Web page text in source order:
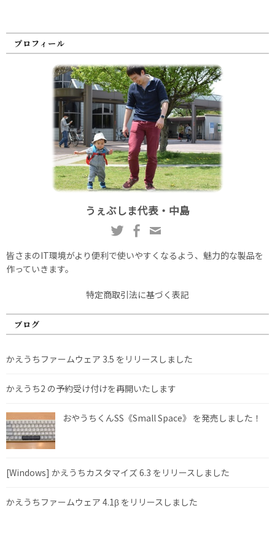
プロフィール
うぇぶしま代表・中島
皆さまのIT環境がより便利で使いやすくなるよう、魅力的な製品を
作っていきます。
特定商取引法に基づく表記
ブログ
かえうちファームウェア 3.5 をリリースしました
かえうち2 の予約受け付けを再開いたします
おやうちくんSS《Small Space》 を発売しました！
[Windows] かえうちカスタマイズ 6.3 をリリースしました
かえうちファームウェア 4.1β をリリースしました